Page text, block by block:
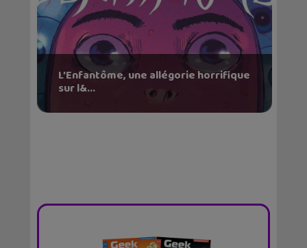
L’Enfantôme, une allégorie horrifique
sur l&...